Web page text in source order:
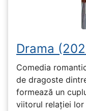
Drama
Comedia
de dragoste
formează un
viitorul relației lor